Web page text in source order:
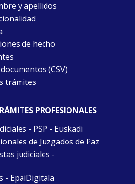
y apellidos
de hecho
(CSV)
trámites
PROFESIONALES
- PSP - Euskadi
de Juzgados de Paz
judiciales -
- EpaiDigitala